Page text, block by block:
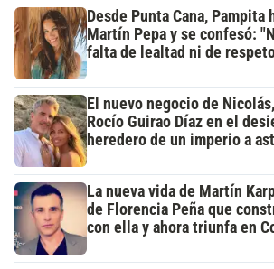
Desde Punta Cana, Pampita
Martín Pepa y se confesó:
falta de lealtad ni de
El nuevo negocio de
Rocío Guirao Díaz en el
heredero de un imperio a
La nueva vida de Martín
de Florencia Peña que
con ella y ahora triunfa en